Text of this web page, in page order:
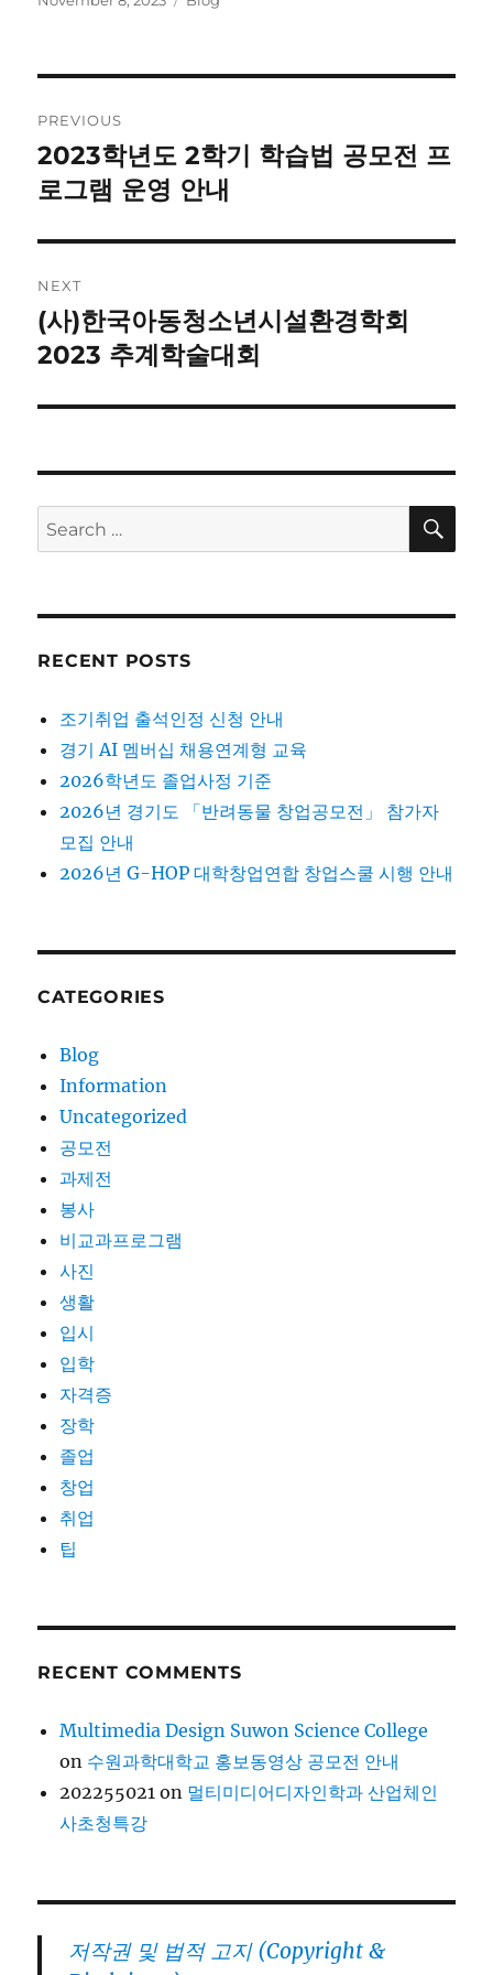
navigation
PREVIOUS
Previous
post:
2023학년도 2학기 학습법 공모전 프
로그램 운영 안내
NEXT
Next
post:
(사)한국아동청소년시설환경학회
2023 추계학술대회
Search
for:
RECENT POSTS
조기취업 출석인정 신청 안내
경기 AI 멤버십 채용연계형 교육
2026학년도 졸업사정 기준
2026년 경기도 「반려동물 창업공모전」 참가자
모집 안내
2026년 G-HOP 대학창업연합 창업스쿨 시행 안내
CATEGORIES
Blog
Information
Uncategorized
공모전
과제전
봉사
비교과프로그램
사진
생활
입시
입학
자격증
장학
졸업
창업
취업
팁
RECENT COMMENTS
Multimedia Design Suwon Science College
on 수원과학대학교 홍보동영상 공모전 안내
202255021 on 멀티미디어디자인학과 산업체인
사초청특강
저작권 및 법적 고지 (Copyright &